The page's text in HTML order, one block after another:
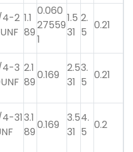
4-2 1.1
89
0.060
27559
1
1.5
31
2.
5
0.21
4-3 2.1
89
0.169
2.5
31
3.
5
0.21
4-313.1
89
0.169
3.5
31
4.
5
0.2